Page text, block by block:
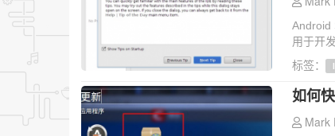
Android
用于开
标签：
如何
Mark